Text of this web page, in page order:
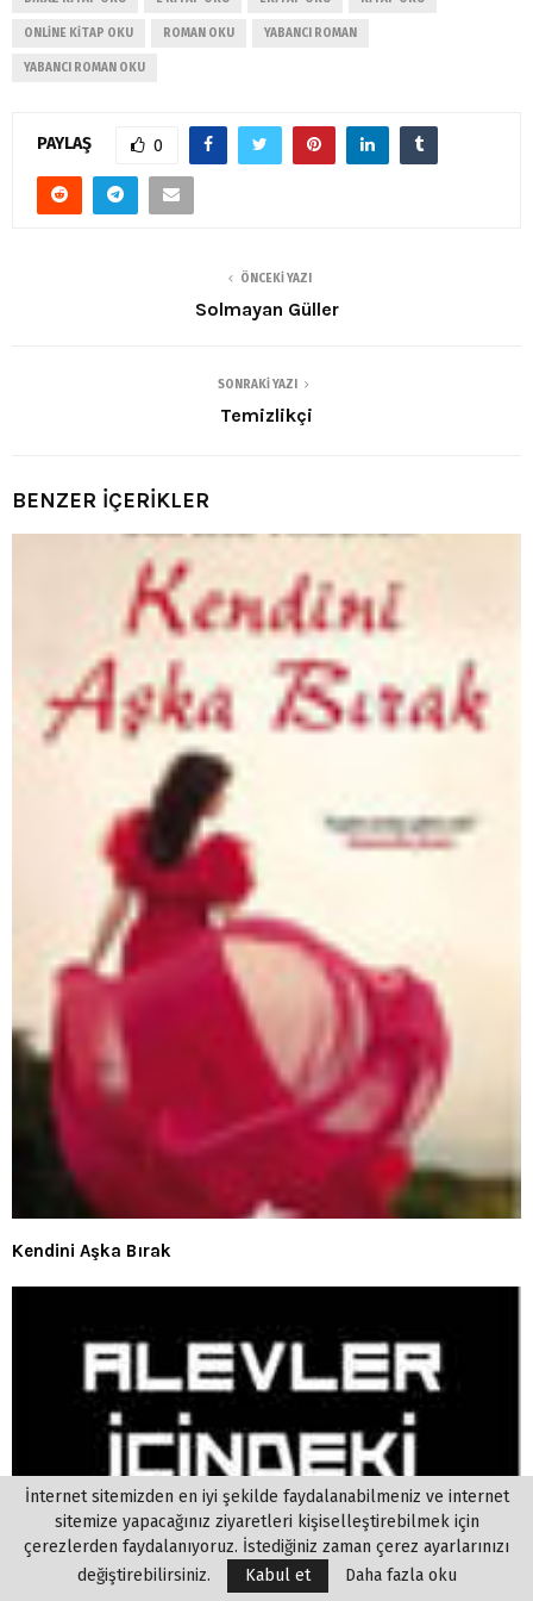
ONLINE KITAP OKU ROMAN OKU YABANCI ROMAN
YABANCI ROMAN OKU
PAYLAŞ 0
ÖNCEKI YAZI
Solmayan Güller
SONRAKI YAZI
Temizlikçi
BENZER İÇERİKLER
Kendini Aşka Bırak
İnternet sitemizden en iyi şekilde faydalanabilmeniz ve internet
sitemize yapacağınız ziyaretleri kişiselleştirebilmek için
çerezlerden faydalanıyoruz. İstediğiniz zaman çerez ayarlarınızı
değiştirebilirsiniz.
Kabul et Daha fazla oku